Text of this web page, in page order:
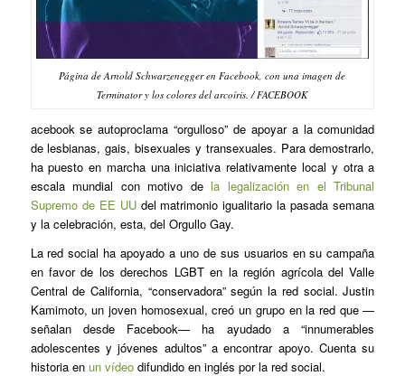
Página de Arnold Schwarzenegger en Facebook, con una imagen de
Terminator y los colores del arcoíris. / FACEBOOK
acebook se autoproclama “orgulloso” de apoyar a la comunidad
de lesbianas, gais, bisexuales y transexuales. Para demostrarlo,
ha puesto en marcha una iniciativa relativamente local y otra a
escala mundial con motivo dela legalización en el Tribunal
Supremo de EE UUdel matrimonio igualitario la pasada semana
y la celebración, esta, del Orgullo Gay.
La red social ha apoyado a uno de sus usuarios en su campaña
en favor de los derechos LGBT en la región agrícola del Valle
Central de California, “conservadora” según la red social. Justin
Kamimoto, un joven homosexual, creó un grupo en la red que —
señalan desde Facebook— ha ayudado a “innumerables
adolescentes y jóvenes adultos” a encontrar apoyo. Cuenta su
historia en un vídeodifundido en inglés por la red social.